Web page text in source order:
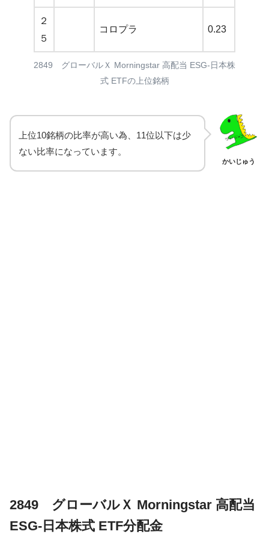
２
５
コロプラ 0.23
2849 グローバルＸ Morningstar 高配当 ESG-日本株
式 ETFの上位銘柄
かいじゅう
上位10銘柄の比率が高い為、11位以下は少
ない比率になっています。
2849 グローバルＸ Morningstar 高配当
ESG-日本株式 ETF分配金